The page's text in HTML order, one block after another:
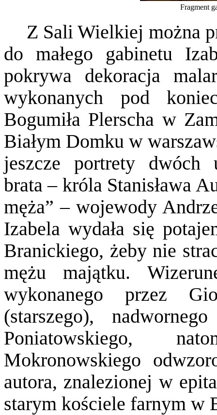
Fragment
Z Sali Wielkiej można
do małego gabinetu
pokrywa dekoracja
wykonanych pod
Bogumiła Plerscha w
Białym Domku w
jeszcze portrety dwóch
brata – króla Stanisława
męża” – wojewody
Izabela wydała się
Branickiego, żeby nie
mężu majątku.
wykonanego przez
(starszego),
Poniatowskiego,
Mokronowskiego
autora, znalezionej w
starym kościele farnym w